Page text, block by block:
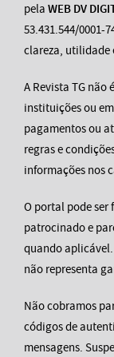
pela WEB DV
53.431.544/
clareza, utilidade
A Revista TG
instituições ou
pagamentos ou
regras e
informações nos
O portal pode
patrocinado e
quando
não representa
Não cobramos
códigos de
mensagens.